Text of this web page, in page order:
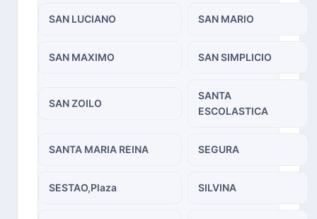
SAN LUCIANO SAN MARIO
SAN MAXIMO SAN SIMPLICIO
SAN ZOILO
SANTA
ESCOLASTICA
SANTA MARIA REINA SEGURA
SESTAO,Plaza SILVINA